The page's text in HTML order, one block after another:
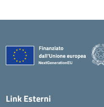
Link Esterni